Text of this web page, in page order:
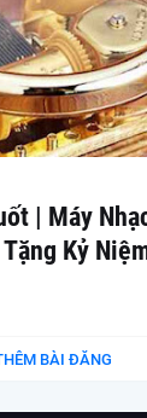
| Máy
Kỷ
BÀI ĐĂNG